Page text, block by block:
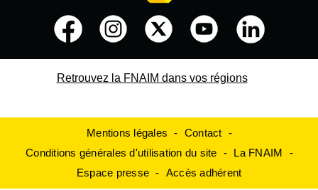
Retrouvez la FNAIM dans vos régions
Mentions légales
Contact
Conditions générales d'utilisation du site
La FNAIM
Espace presse
Accès adhérent